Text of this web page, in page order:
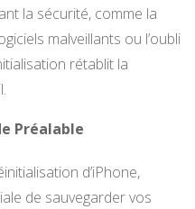
la sécurité, comme la
malveillants ou l’oubli
rétablit la
Préalable
d’iPhone,
de sauvegarder vos